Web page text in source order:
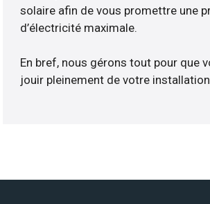
solaire afin de vous promettre une
d’électricité maximale.
En bref, nous gérons tout pour que
jouir pleinement de votre